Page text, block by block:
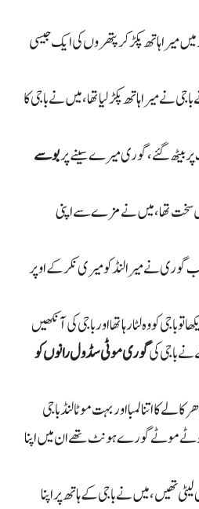
میرا ہاتھ پکڑ کر پتھروں کی ایک جیسی
میرا ہاتھ پکڑ لیا تھا، میں نے باجی کا
پر بیٹھ گئے، گوری میرے سینے پربوسے
سخت تھا، میں نے مزے سے اپنی
گوری نے میرا لنڈ کو میری نکر کے اوپر
باجی کو وہ لٹا رہا تھا اور باجی کی آنکھیں
نے باجی کیگوری موٹی سڈول رانوں کو
کالے کا اتنا لمبا اور بہت موٹا لنڈ باجی
موٹے گورے ہونٹ تھے ان میں اپنا
تھیں، میں نے باجی کے ہاتھ پر اپنا